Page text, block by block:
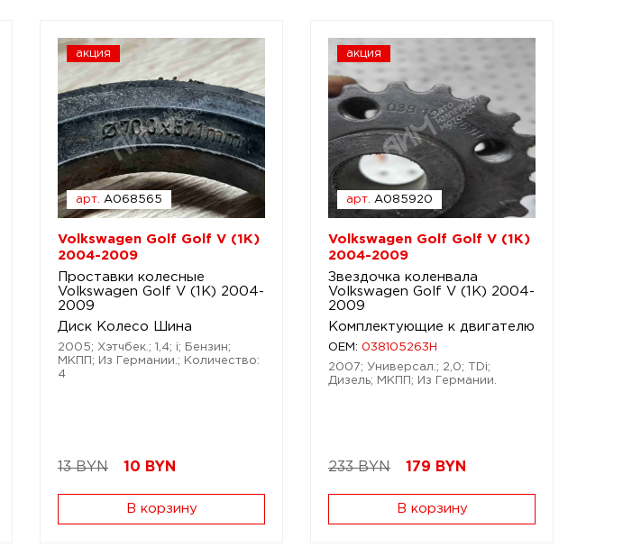
акция
арт. A068565
Volkswagen Golf Golf V (1K)
2004-2009
Проставки колесные
Volkswagen Golf V (1K) 2004-
2009
Диск Колесо Шина
2005; Хэтчбек.; 1,4; i; Бензин;
МКПП; Из Германии.; Количество:
4
13 BYN 10 BYN
В корзину
акция
арт. A085920
Volkswagen Golf Golf V (1K)
2004-2009
Звездочка коленвала
Volkswagen Golf V (1K) 2004-
2009
Комплектующие к двигателю
OEM: 038105263H
2007; Универсал.; 2,0; TDi;
Дизель; МКПП; Из Германии.
233 BYN 179 BYN
В корзину